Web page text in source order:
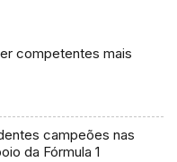
competentes mais
campeões nas
da Fórmula 1